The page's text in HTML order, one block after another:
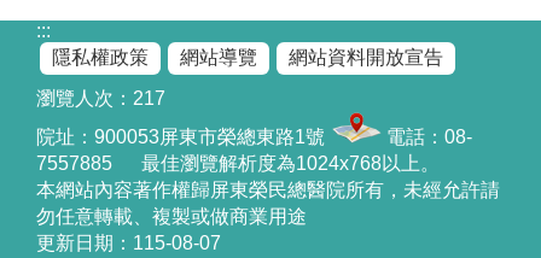
:::
隱私權政策
網站導覽
網站資料開放宣告
瀏覽人次： 217
院址： 900053屏東市榮總東路1號
電話：08-
7557885 最佳瀏覽解析度為1024x768以上。
本網站內容著作權歸屏東榮民總醫院所有，未經允許請
勿任意轉載、複製或做商業用途
更新日期： 115-08-07